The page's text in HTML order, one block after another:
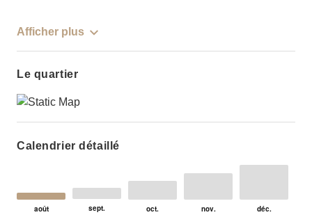
Afficher plus
Le quartier
Calendrier détaillé